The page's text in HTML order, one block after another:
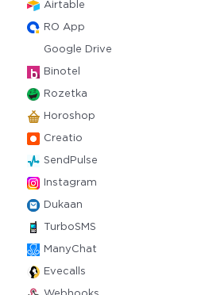
Airtable
RO App
Google Drive
Binotel
Rozetka
Horoshop
Creatio
SendPulse
Instagram
Dukaan
TurboSMS
ManyChat
Evecalls